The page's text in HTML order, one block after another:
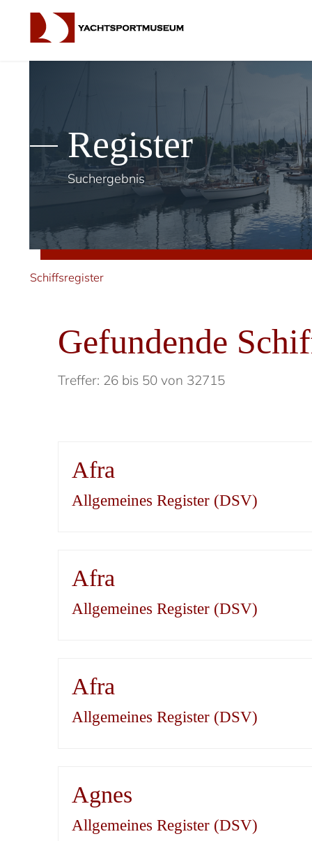
Register
Suchergebnis
Schiffsregister
Gefundende
Treffer: 26 bis 50 von 32715
Afra
Allgemeines Register (DSV)
Afra
Allgemeines Register (DSV)
Afra
Allgemeines Register (DSV)
Agnes
Allgemeines Register (DSV)